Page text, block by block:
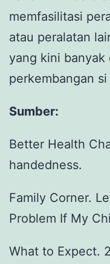
memfasilitasi
atau peralatan
yang kini banyak
perkembangan si
Sumber:
Better Health
handedness.
Family Corner.
Problem If My
What to Expect.